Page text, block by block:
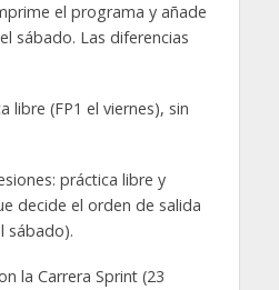
el programa y añade
sábado. Las diferencias
libre (FP1 el viernes), sin
práctica libre y
decide el orden de salida
sábado).
la Carrera Sprint (23